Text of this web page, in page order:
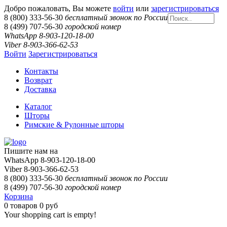
Добро пожаловать, Вы можете войти или зарегистрироваться
8 (800) 333-56-30 бесплатный звонок по России
8 (499) 707-56-30 городской номер
WhatsApp 8-903-120-18-00
Viber 8-903-366-62-53
Войти Зарегистрироваться
Контакты
Возврат
Доставка
Каталог
Шторы
Римские & Рулонные шторы
Пишите нам на
WhatsApp 8-903-120-18-00
Viber 8-903-366-62-53
8 (800) 333-56-30 бесплатный звонок по России
8 (499) 707-56-30 городской номер
Корзина
0 товаров 0 руб
Your shopping cart is empty!